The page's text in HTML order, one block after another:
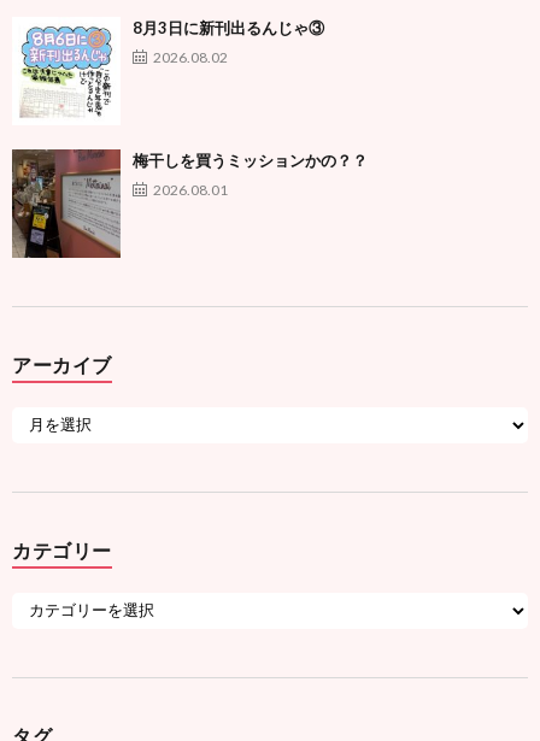
8月3日に新刊出るんじゃ③
2026.08.02
梅干しを買うミッションかの？？
2026.08.01
アーカイブ
カテゴリー
タグ